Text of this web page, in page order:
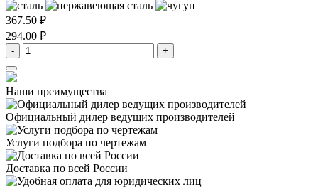
367.50 ₽
294.00 ₽
- +
Наши преимущества
Официальный дилер ведущих производителей
Услуги подбора по чертежам
Доставка по всей России